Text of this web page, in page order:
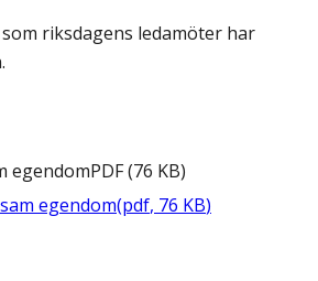
riksdagens ledamöter har
egendomPDF(76 KB)
egendom(pdf, 76 KB)